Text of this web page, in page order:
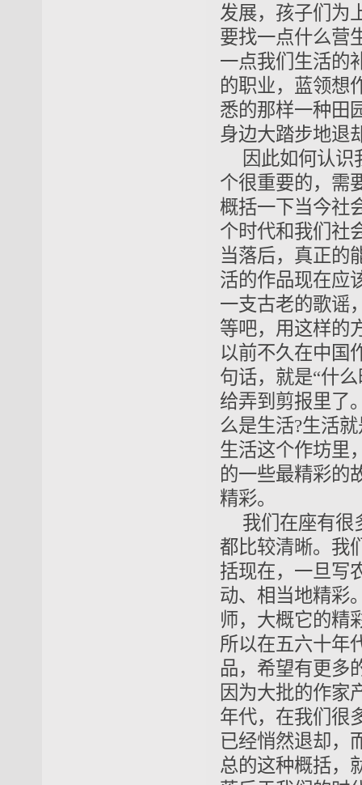
发展，孩子们为
要找一点什么营
一点我们生活的
的职业，蓝领想
悉的那样一种田
身边大踏步地退
因此如何认
个很重要的，需
概括一下当今社
个时代和我们社
当落后，真正的
活的作品现在应
一支古老的歌谣
等吧，用这样的
以前不久在中国
句话，就是“什
给弄到剪报里了
么是生活?生活
生活这个作坊里
的一些最精彩的
精彩。
我们在座有很
都比较清晰。我
括现在，一旦写
动、相当地精彩
师，大概它的精
所以在五六十年
品，希望有更多
因为大批的作家
年代，在我们很
已经悄然退却，
总的这种概括，